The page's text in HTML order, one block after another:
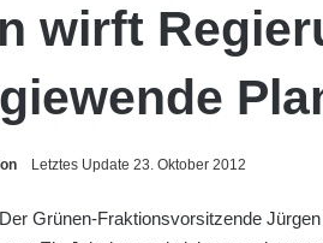
wirft
Letztes Update 23. Oktober 2012
Grünen-Fraktionsvorsitzende